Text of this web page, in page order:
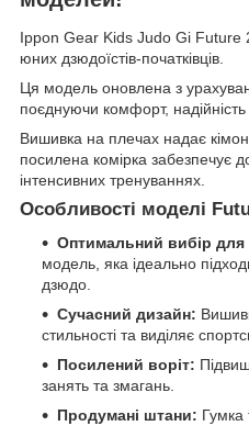
Ippon Gear Kids Judo Gi Future
юних дзюдоїстів-початківців.
Ця модель оновлена з
поєднуючи комфорт,
Вишивка на плечах надає
посилена комірка забезпечує
інтенсивних тренуваннях.
Особливості моделі
Оптимальний вибір для
модель, яка ідеально
дзюдо.
Сучасний дизайн:
стильності та виділяє
Посилений воріт:
занять та змагань.
Продумані штани: Гумка